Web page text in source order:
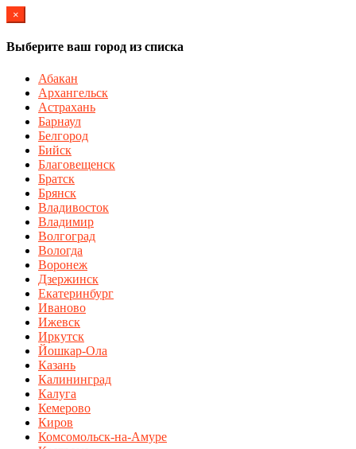
×
Выберите ваш город из списка
Абакан
Архангельск
Астрахань
Барнаул
Белгород
Бийск
Благовещенск
Братск
Брянск
Владивосток
Владимир
Волгоград
Вологда
Воронеж
Дзержинск
Екатеринбург
Иваново
Ижевск
Иркутск
Йошкар-Ола
Казань
Калининград
Калуга
Кемерово
Киров
Комсомольск-на-Амуре